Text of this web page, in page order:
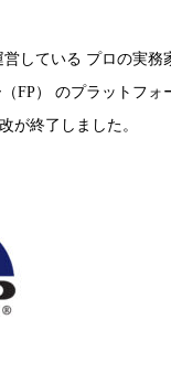
している プロの実務
FP） のプラットフォ
が終了しました。